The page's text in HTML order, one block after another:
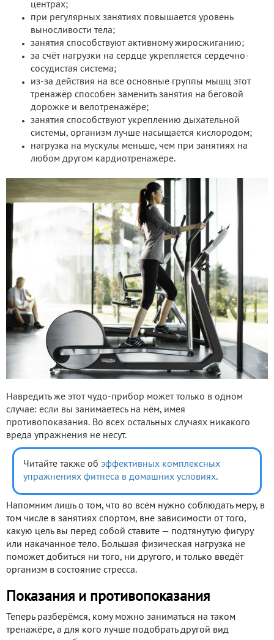
центрах;
при регулярных занятиях повышается уровень
выносливости тела;
занятия способствуют активному жиросжиганию;
за счёт нагрузки на сердце укрепляется сердечно-
сосудистая система;
из-за действия на все основные группы мышц этот
тренажёр способен заменить занятия на беговой
дорожке и велотренажёре;
занятия способствуют укреплению дыхательной
системы, организм лучше насыщается кислородом;
нагрузка на мускулы меньше, чем при занятиях на
любом другом кардиотренажёре.
Навредить же этот чудо-прибор может только в одном
случае: если вы занимаетесь на нём, имея
противопоказания. Во всех остальных случаях никакого
вреда упражнения не несут.
Читайте также об эффективных комплексных
упражнениях фитнеса в домашних условиях.
Напомним лишь о том, что во всём нужно соблюдать меру, в
том числе в занятиях спортом, вне зависимости от того,
какую цель вы перед собой ставите — подтянутую фигуру
или накачанное тело. Большая физическая нагрузка не
поможет добиться ни того, ни другого, и только введёт
организм в состояние стресса.
Показания и противопоказания
Теперь разберёмся, кому можно заниматься на таком
тренажёре, а для кого лучше подобрать другой вид